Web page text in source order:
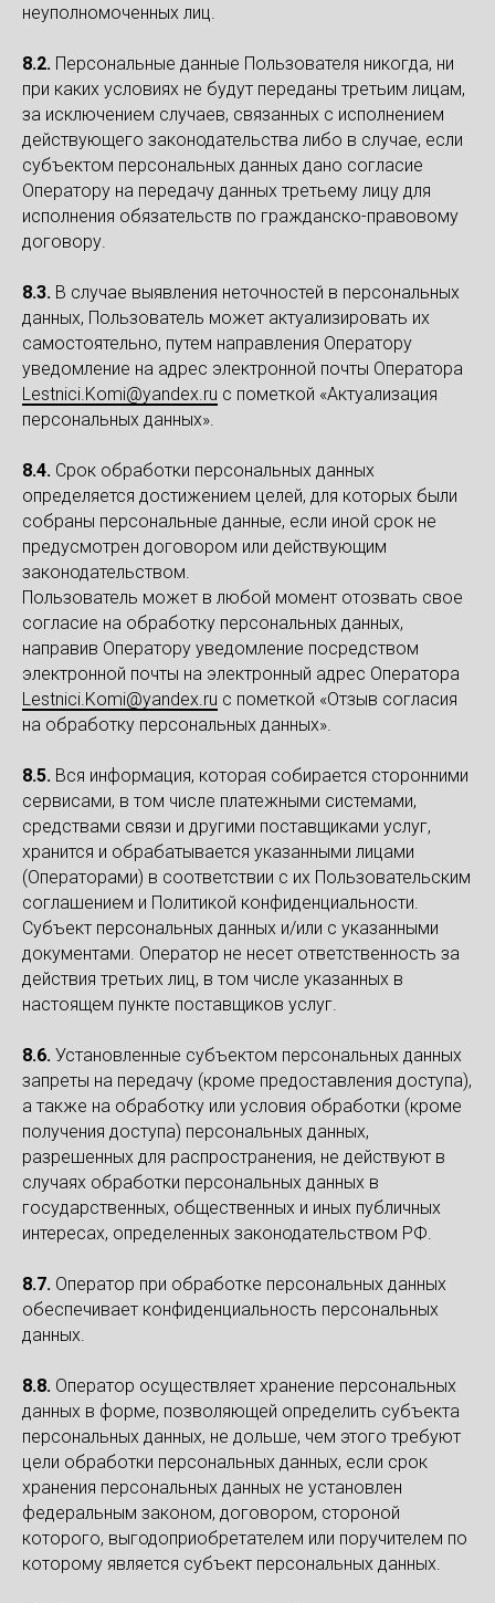
неуполномоченных лиц.
8.2. Персональные данные Пользователя никогда, ни
при каких условиях не будут переданы третьим лицам,
за исключением случаев, связанных с исполнением
действующего законодательства либо в случае, если
субъектом персональных данных дано согласие
Оператору на передачу данных третьему лицу для
исполнения обязательств по гражданско-правовому
договору.
8.3. В случае выявления неточностей в персональных
данных, Пользователь может актуализировать их
самостоятельно, путем направления Оператору
уведомление на адрес электронной почты Оператора
Lestnici.Komi@yandex.ru с пометкой «Актуализация
персональных данных».
8.4. Срок обработки персональных данных
определяется достижением целей, для которых были
собраны персональные данные, если иной срок не
предусмотрен договором или действующим
законодательством.
Пользователь может в любой момент отозвать свое
согласие на обработку персональных данных,
направив Оператору уведомление посредством
электронной почты на электронный адрес Оператора
Lestnici.Komi@yandex.ru с пометкой «Отзыв согласия
на обработку персональных данных».
8.5. Вся информация, которая собирается сторонними
сервисами, в том числе платежными системами,
средствами связи и другими поставщиками услуг,
хранится и обрабатывается указанными лицами
(Операторами) в соответствии с их Пользовательским
соглашением и Политикой конфиденциальности.
Субъект персональных данных и/или с указанными
документами. Оператор не несет ответственность за
действия третьих лиц, в том числе указанных в
настоящем пункте поставщиков услуг.
8.6. Установленные субъектом персональных данных
запреты на передачу (кроме предоставления доступа),
а также на обработку или условия обработки (кроме
получения доступа) персональных данных,
разрешенных для распространения, не действуют в
случаях обработки персональных данных в
государственных, общественных и иных публичных
интересах, определенных законодательством РФ.
8.7. Оператор при обработке персональных данных
обеспечивает конфиденциальность персональных
данных.
8.8. Оператор осуществляет хранение персональных
данных в форме, позволяющей определить субъекта
персональных данных, не дольше, чем этого требуют
цели обработки персональных данных, если срок
хранения персональных данных не установлен
федеральным законом, договором, стороной
которого, выгодоприобретателем или поручителем по
которому является субъект персональных данных.